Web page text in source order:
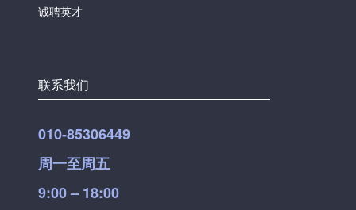
诚聘英才
联系我们
010-85306449
周一至周五
9:00 – 18:00